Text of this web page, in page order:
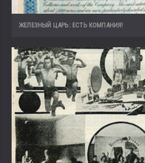
ЖЕЛЕЗНЫЙ ЦАРЬ: ЕСТЬ КОМПАНИЯ!